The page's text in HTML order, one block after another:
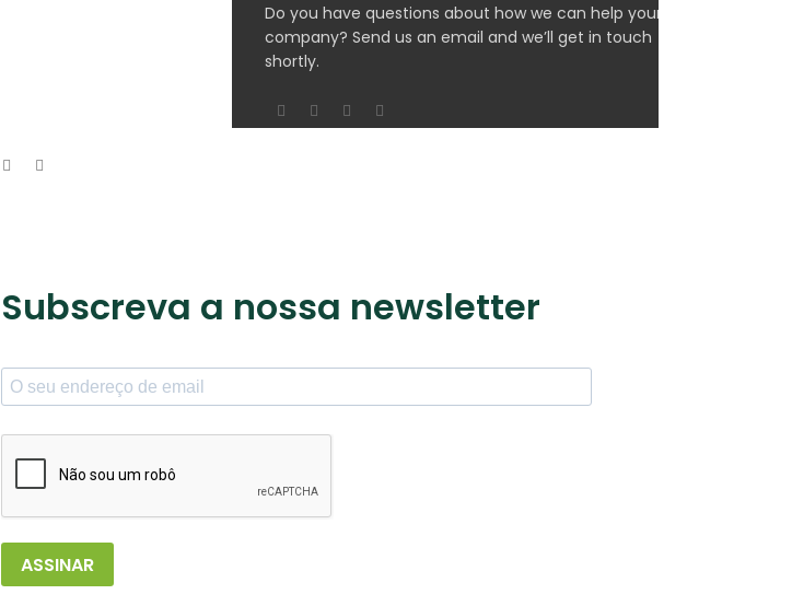
Do you have questions about how we can help your
company? Send us an email and we’ll get in touch
shortly.
Subscreva a nossa newsletter
ASSINAR